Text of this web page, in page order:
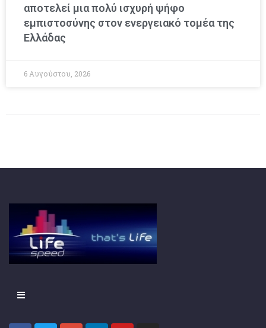
αποτελεί μια πολύ ισχυρή ψήφο
εμπιστοσύνης στον ενεργειακό τομέα της
Ελλάδας
6 Αυγούστου, 2026